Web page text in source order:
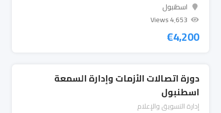
اسطنبول
4٬653 Views
€4,200
دورة اتصالات الأزمات وإدارة السمعة
اسطنبول
إدارة التسويق والإعلام